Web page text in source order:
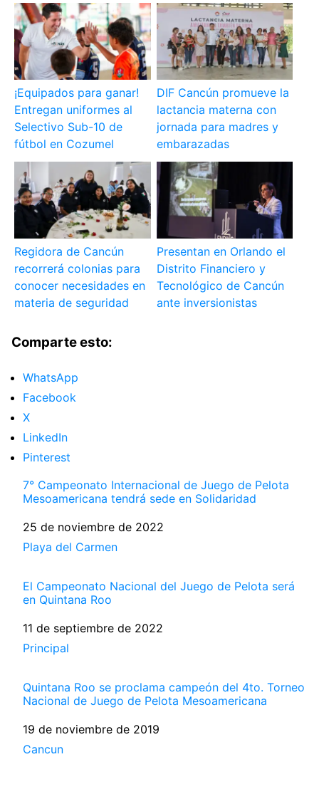
¡Equipados para ganar!
Entregan uniformes al
Selectivo Sub-10 de
fútbol en Cozumel
DIF Cancún promueve la
lactancia materna con
jornada para madres y
embarazadas
Regidora de Cancún
recorrerá colonias para
conocer necesidades en
materia de seguridad
Presentan en Orlando el
Distrito Financiero y
Tecnológico de Cancún
ante inversionistas
Comparte esto:
WhatsApp
Facebook
X
LinkedIn
Pinterest
7° Campeonato Internacional de Juego de Pelota
Mesoamericana tendrá sede en Solidaridad
Fecha
25 de noviembre de 2022
Respecto a
Playa del Carmen
El Campeonato Nacional del Juego de Pelota será
en Quintana Roo
Fecha
11 de septiembre de 2022
Respecto a
Principal
Quintana Roo se proclama campeón del 4to. Torneo
Nacional de Juego de Pelota Mesoamericana
Fecha
19 de noviembre de 2019
Respecto a
Cancun